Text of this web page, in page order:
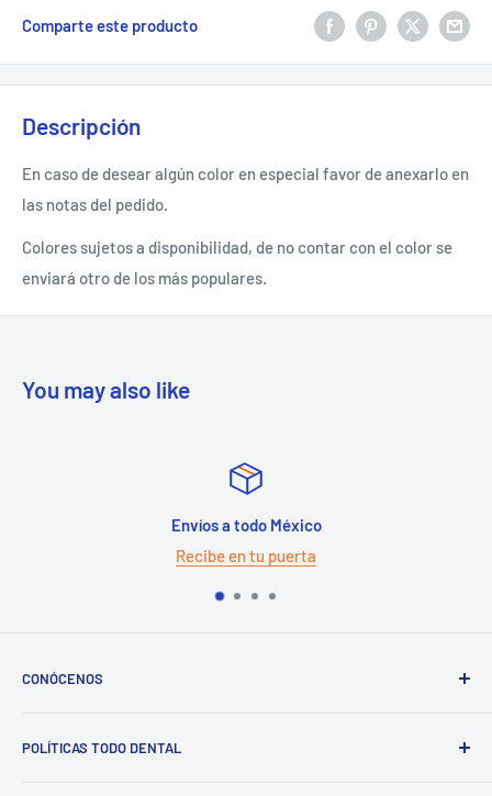
Comparte este producto
Descripción
En caso de desear algún color en especial favor de anexarlo en
las notas del pedido.
Colores sujetos a disponibilidad, de no contar con el color se
enviará otro de los más populares.
You may also like
Envíos a todo México
Recibe en tu puerta
CONÓCENOS
venta nacional. Mas de 8000 productos distintos para
POLÍTICAS TODO DENTAL